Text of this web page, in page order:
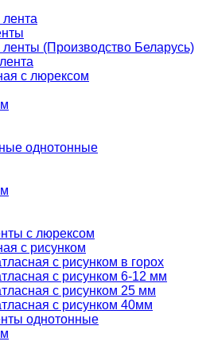
лента
ленты (Производство Беларусь)
с люрексом
однотонные
с люрексом
с рисунком
с рисунком в горох
с рисунком 6-12 мм
с рисунком 25 мм
с рисунком 40мм
однотонные